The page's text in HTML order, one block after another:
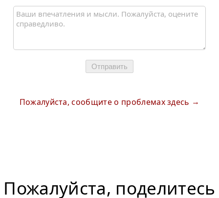
Отправить
Пожалуйста, сообщите о проблемах здесь
Пожалуйста, поделитесь